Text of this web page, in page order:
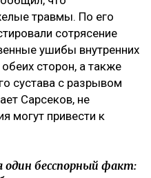
травмы. По его
сотрясение
ушибы внутренних
сторон, а также
сустава с разрывом
Сарсеков, не
могут привести к
бесспорный факт: